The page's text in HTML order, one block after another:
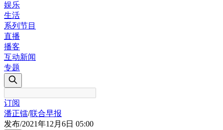
娱乐
生活
系列节目
直播
播客
互动新闻
专题
订阅
潘正镭/联合早报
发布/2021年12月6日 05:00